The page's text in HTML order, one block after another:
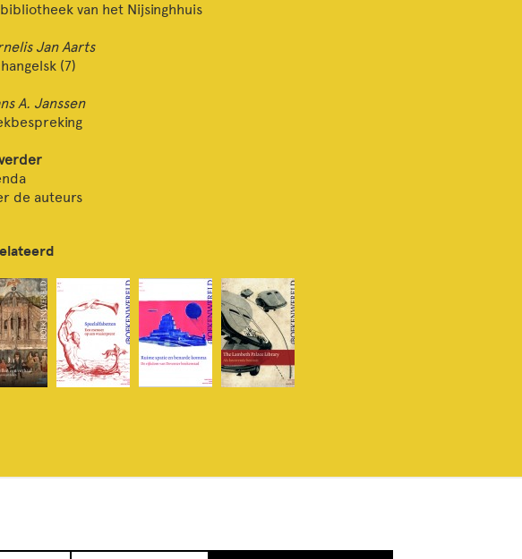
van het Nijsinghhuis
Jan Aarts
(7)
A. Janssen
de auteurs